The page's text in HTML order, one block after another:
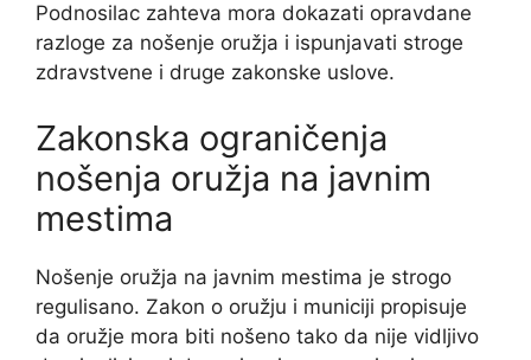
Podnosilac zahteva mora dokazati opravdane
razloge za nošenje oružja i ispunjavati stroge
zdravstvene i druge zakonske uslove.
Zakonska ograničenja
nošenja oružja na javnim
mestima
Nošenje oružja na javnim mestima je strogo
regulisano. Zakon o oružju i municiji propisuje
da oružje mora biti nošeno tako da nije vidljivo